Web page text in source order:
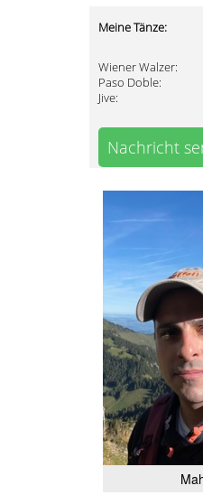
Meine Tänze:
Wiener Walzer:
Paso Doble:
Jive:
Nachricht